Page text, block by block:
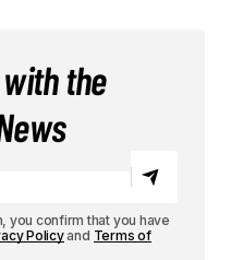
the
you confirm that you have
Policyand Terms of